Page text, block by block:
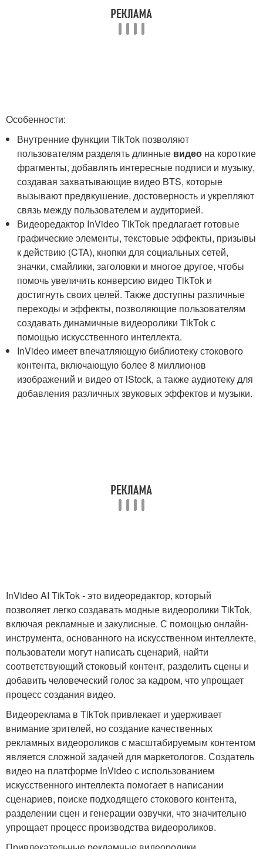
Особенности:
Внутренние функции TikTok позволяют
пользователям разделять длинные видео на короткие
фрагменты, добавлять интересные подписи и музыку,
создавая захватывающие видео BTS, которые
вызывают предвкушение, достоверность и укрепляют
связь между пользователем и аудиторией.
Видеоредактор InVideo TikTok предлагает готовые
графические элементы, текстовые эффекты, призывы
к действию (CTA), кнопки для социальных сетей,
значки, смайлики, заголовки и многое другое, чтобы
помочь увеличить конверсию видео TikTok и
достигнуть своих целей. Также доступны различные
переходы и эффекты, позволяющие пользователям
создавать динамичные видеоролики TikTok с
помощью искусственного интеллекта.
InVideo имеет впечатляющую библиотеку стокового
контента, включающую более 8 миллионов
изображений и видео от iStock, а также аудиотеку для
добавления различных звуковых эффектов и музыки.
InVideo AI TikTok - это видеоредактор, который
позволяет легко создавать модные видеоролики TikTok,
включая рекламные и закулисные. С помощью онлайн-
инструмента, основанного на искусственном интеллекте,
пользователи могут написать сценарий, найти
соответствующий стоковый контент, разделить сцены и
добавить человеческий голос за кадром, что упрощает
процесс создания видео.
Видеореклама в TikTok привлекает и удерживает
внимание зрителей, но создание качественных
рекламных видеороликов с масштабируемым контентом
является сложной задачей для маркетологов. Создатель
видео на платформе InVideo с использованием
искусственного интеллекта помогает в написании
сценариев, поиске подходящего стокового контента,
разделении сцен и генерации озвучки, что значительно
упрощает процесс производства видеороликов.